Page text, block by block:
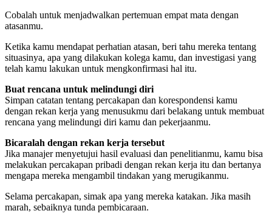
Cobalah untuk menjadwalkan pertemuan empat mata dengan
atasanmu.
Ketika kamu mendapat perhatian atasan, beri tahu mereka tentang
situasinya, apa yang dilakukan kolega kamu, dan investigasi yang
telah kamu lakukan untuk mengkonfirmasi hal itu.
Buat rencana untuk melindungi diri
Simpan catatan tentang percakapan dan korespondensi kamu
dengan rekan kerja yang menusukmu dari belakang untuk membuat
rencana yang melindungi diri kamu dan pekerjaanmu.
Bicaralah dengan rekan kerja tersebut
Jika manajer menyetujui hasil evaluasi dan penelitianmu, kamu bisa
melakukan percakapan pribadi dengan rekan kerja itu dan bertanya
mengapa mereka mengambil tindakan yang merugikanmu.
Selama percakapan, simak apa yang mereka katakan. Jika masih
marah, sebaiknya tunda pembicaraan.